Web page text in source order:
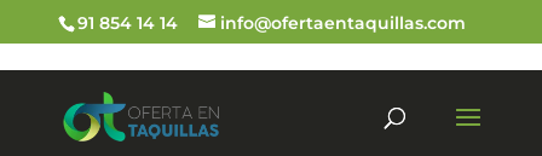
91 854 14 14 info@ofertaentaquillas.com